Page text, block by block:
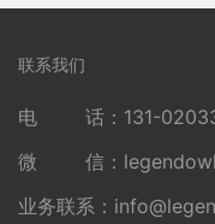
联系我们
电 话：131-
微 信：legendowl（
业务联系：